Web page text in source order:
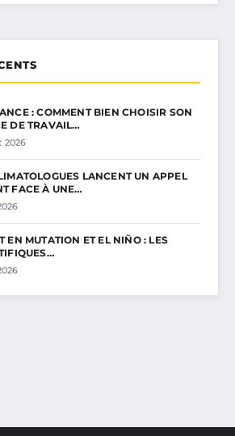
: COMMENT BIEN CHOISIR SON
DE TRAVAIL…
2026
LANCENT UN APPEL
FACE À UNE…
EN MUTATION ET EL NIÑO : LES